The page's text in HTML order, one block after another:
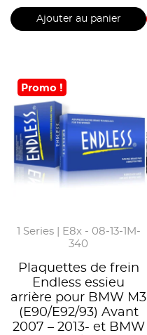
Ajouter au panier
Promo !
1 Series | E8x - 08-13-1M-
340
Plaquettes de frein
Endless essieu
arrière pour BMW M3
(E90/E92/93) Avant
2007 – 2013- et BMW